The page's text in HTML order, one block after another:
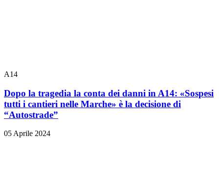
A14
Dopo la tragedia la conta dei danni in A14: «Sospesi
tutti i cantieri nelle Marche» è la decisione di
“Autostrade”
05 Aprile 2024